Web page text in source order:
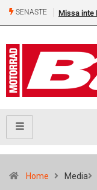
SENASTE Missa inte
Home Media